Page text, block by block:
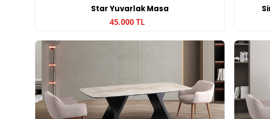
Star Yuvarlak Masa
45.000 TL